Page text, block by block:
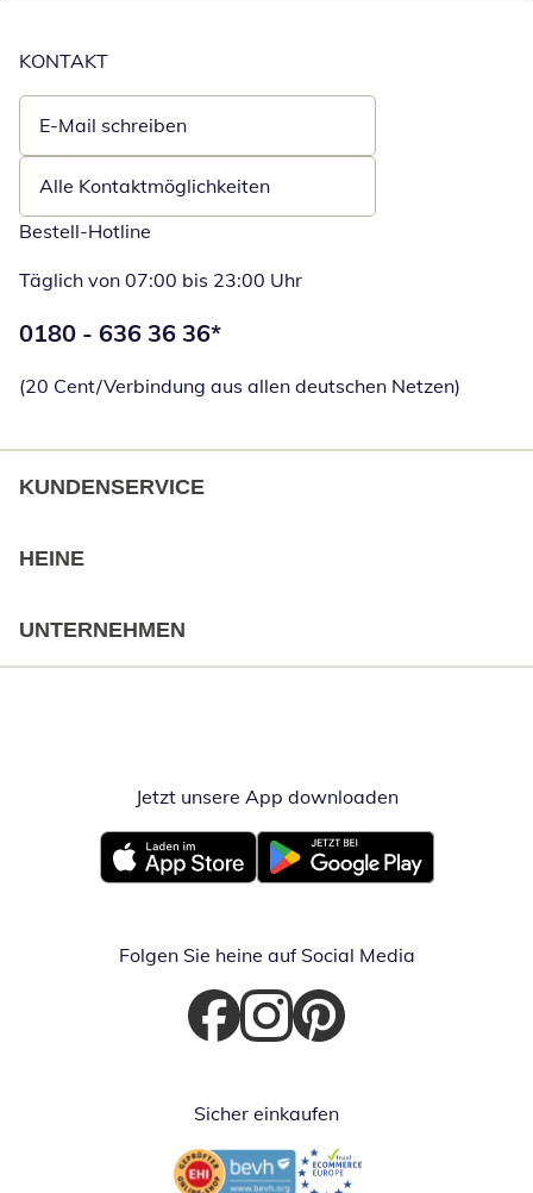
KONTAKT
E-Mail schreiben
Öffnet E-Mail-Client
Alle Kontaktmöglichkeiten
Bestell-Hotline
Täglich von 07:00 bis 23:00 Uhr
Telefonnummer:
0180 - 636 36 36*
(20 Cent/Verbindung aus allen deutschen Netzen)
KUNDENSERVICE
HEINE
UNTERNEHMEN
Jetzt unsere App downloadenÖffnet in
Öffnet in neuem FensterÖffnet in neuem Fenster
Folgen Sie heine auf Social Media
Öffnet in neuem Fenster
Öffnet in neuem Fenster
Öffnet in neuem Fenster
Sicher einkaufen